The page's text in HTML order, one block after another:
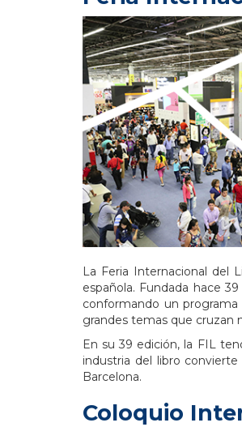
La Feria Internacional del
española. Fundada hace
conformando un
grandes temas que cruzan
En su 39 edición, la FIL
industria del libro
Barcelona.
Coloquio